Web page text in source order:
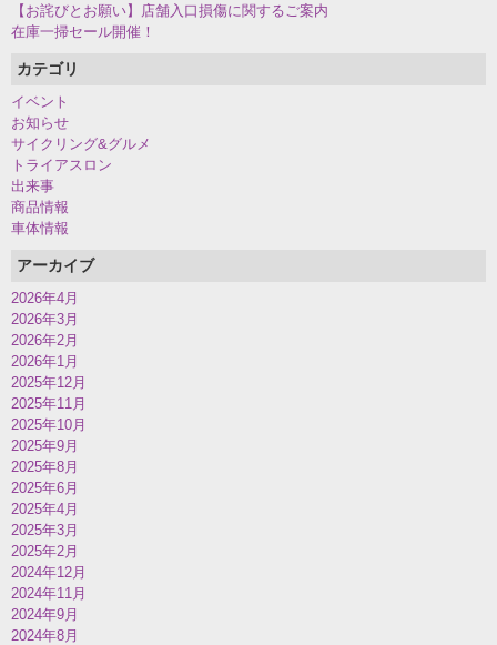
【お詫びとお願い】店舗入口損傷に関するご案内
在庫一掃セール開催！
カテゴリ
イベント
お知らせ
サイクリング&グルメ
トライアスロン
出来事
商品情報
車体情報
アーカイブ
2026年4月
2026年3月
2026年2月
2026年1月
2025年12月
2025年11月
2025年10月
2025年9月
2025年8月
2025年6月
2025年4月
2025年3月
2025年2月
2024年12月
2024年11月
2024年9月
2024年8月